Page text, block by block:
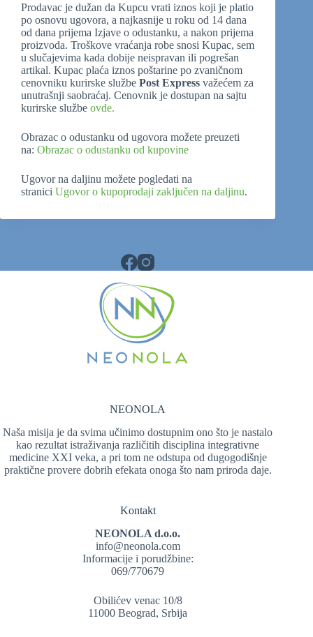
Prodavac je dužan da Kupcu vrati iznos koji je platio
po osnovu ugovora, a najkasnije u roku od 14 dana
od dana prijema Izjave o odustanku, a nakon prijema
proizvoda. Troškove vraćanja robe snosi Kupac, sem
u slučajevima kada dobije neispravan ili pogrešan
artikal. Kupac plaća iznos poštarine po zvaničnom
cenovniku kurirske službe Post Express važećem za
unutrašnji saobraćaj. Cenovnik je dostupan na sajtu
kurirske službe ovde.
Obrazac o odustanku od ugovora možete preuzeti
na: Obrazac o odustanku od kupovine
Ugovor na daljinu možete pogledati na
stranici Ugovor o kupoprodaji zaključen na daljinu.
NEONOLA
Naša misija je da svima učinimo dostupnim ono što je nastalo
kao rezultat istraživanja različitih disciplina integrativne
medicine XXI veka, a pri tom ne odstupa od dugogodišnje
praktične provere dobrih efekata onoga što nam priroda daje.
Kontakt
NEONOLA d.o.o.
info@neonola.com
Informacije i porudžbine:
069/770679
Obilićev venac 10/8
11000 Beograd, Srbija